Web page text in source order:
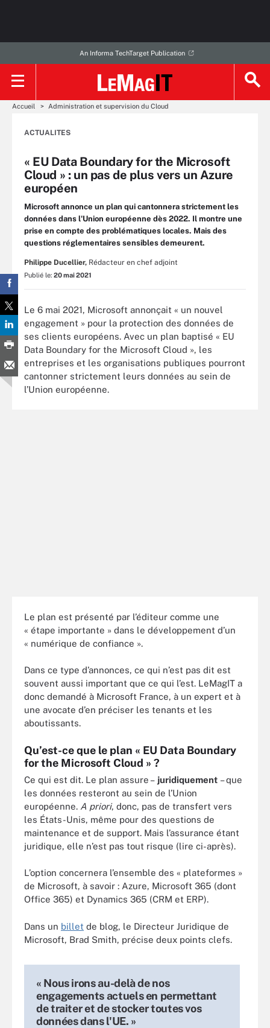
An Informa TechTarget Publication
Accueil Administration et supervision du Cloud
ACTUALITES
« EU Data Boundary for the Microsoft
Cloud » : un pas de plus vers un Azure
européen
Microsoft annonce un plan qui cantonnera strictement les
données dans l'Union européenne dès 2022. Il montre une
prise en compte des problématiques locales. Mais des
questions réglementaires sensibles demeurent.
Philippe Ducellier, Rédacteur en chef adjoint
Publié le: 20 mai 2021
Le 6 mai 2021, Microsoft annonçait « un nouvel
engagement » pour la protection des données de
ses clients européens. Avec un plan baptisé « EU
Data Boundary for the Microsoft Cloud », les
entreprises et les organisations publiques pourront
cantonner strictement leurs données au sein de
l’Union européenne.
Le plan est présenté par l’éditeur comme une
« étape importante » dans le développement d’un
« numérique de confiance ».
Dans ce type d’annonces, ce qui n’est pas dit est
souvent aussi important que ce qui l’est. LeMagIT a
donc demandé à Microsoft France, à un expert et à
une avocate d’en préciser les tenants et les
aboutissants.
Qu’est-ce que le plan « EU Data Boundary
for the Microsoft Cloud » ?
Ce qui est dit. Le plan assure – juridiquement – que
les données resteront au sein de l’Union
européenne. A priori, donc, pas de transfert vers
les États-Unis, même pour des questions de
maintenance et de support. Mais l’assurance étant
juridique, elle n’est pas tout risque (lire ci-après).
L’option concernera l’ensemble des « plateformes »
de Microsoft, à savoir : Azure, Microsoft 365 (dont
Office 365) et Dynamics 365 (CRM et ERP).
Dans un billet de blog, le Directeur Juridique de
Microsoft, Brad Smith, précise deux points clefs.
« Nous irons au-delà de nos
engagements actuels en permettant
de traiter et de stocker toutes vos
données dans l'UE. »